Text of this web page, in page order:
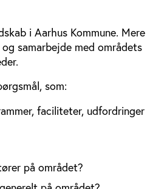
i Aarhus Kommune. Mere
samarbejde med områdets
som:
faciliteter, udfordringer
på området?